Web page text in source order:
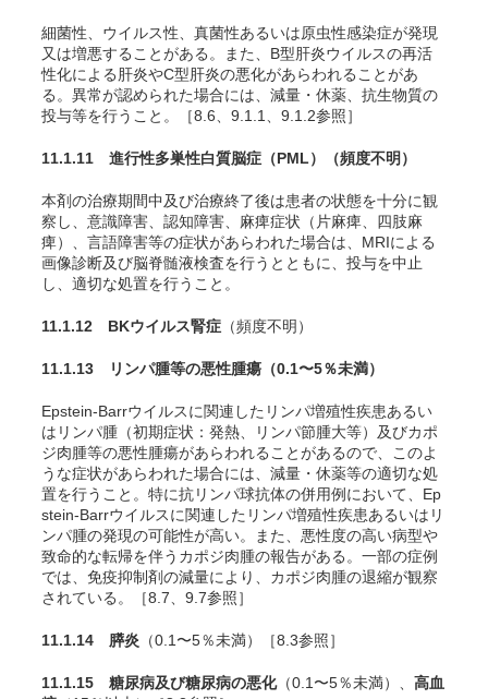
細菌性、ウイルス性、真菌性あるいは原虫性感染症が発現
又は増悪することがある。また、B型肝炎ウイルスの再活
性化による肝炎やC型肝炎の悪化があらわれることがあ
る。異常が認められた場合には、減量・休薬、抗生物質の
投与等を行うこと。［8.6、9.1.1、9.1.2参照］
11.1.11 進行性多巣性白質脳症（PML） （頻度不明）
本剤の治療期間中及び治療終了後は患者の状態を十分に観
察し、意識障害、認知障害、麻痺症状（片麻痺、四肢麻
痺）、言語障害等の症状があらわれた場合は、MRIによる
画像診断及び脳脊髄液検査を行うとともに、投与を中止
し、適切な処置を行うこと。
11.1.12 BKウイルス腎症 （頻度不明）
11.1.13 リンパ腫等の悪性腫瘍 （0.1〜5％未満）
Epstein-Barrウイルスに関連したリンパ増殖性疾患あるい
はリンパ腫（初期症状：発熱、リンパ節腫大等）及びカポ
ジ肉腫等の悪性腫瘍があらわれることがあるので、このよ
うな症状があらわれた場合には、減量・休薬等の適切な処
置を行うこと。特に抗リンパ球抗体の併用例において、Ep
stein-Barrウイルスに関連したリンパ増殖性疾患あるいはリ
ンパ腫の発現の可能性が高い。また、悪性度の高い病型や
致命的な転帰を伴うカポジ肉腫の報告がある。一部の症例
では、免疫抑制剤の減量により、カポジ肉腫の退縮が観察
されている。［8.7、9.7参照］
11.1.14 膵炎 （0.1〜5％未満）［8.3参照］
11.1.15 糖尿病及び糖尿病の悪化（0.1〜5％未満）、 高血